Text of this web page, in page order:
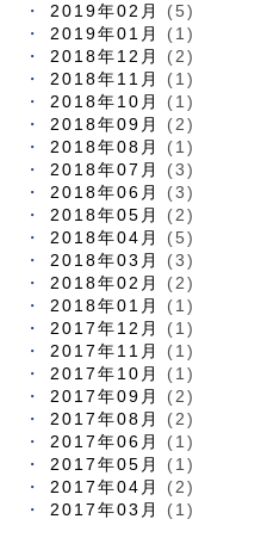
2019年02月
(5)
2019年01月
(1)
2018年12月
(2)
2018年11月
(1)
2018年10月
(1)
2018年09月
(2)
2018年08月
(1)
2018年07月
(3)
2018年06月
(3)
2018年05月
(2)
2018年04月
(5)
2018年03月
(3)
2018年02月
(2)
2018年01月
(1)
2017年12月
(1)
2017年11月
(1)
2017年10月
(1)
2017年09月
(2)
2017年08月
(2)
2017年06月
(1)
2017年05月
(1)
2017年04月
(2)
2017年03月
(1)